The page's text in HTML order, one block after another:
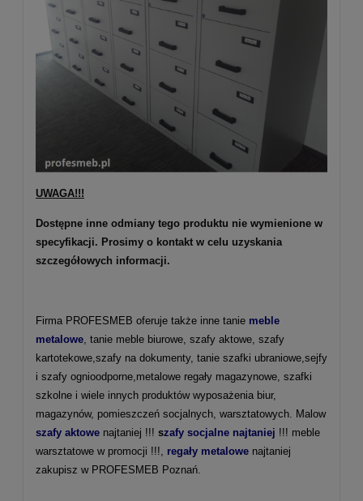
UWAGA!!!
Dostępne inne odmiany tego produktu nie wymienione w
specyfikacji. Prosimy o kontakt w celu uzyskania
szczegółowych informacji.
Firma PROFESMEB oferuje także inne tanie meble
metalowe, tanie meble biurowe, szafy aktowe, szafy
kartotekowe,szafy na dokumenty, tanie szafki ubraniowe,sejfy
i szafy ognioodporne,metalowe regały magazynowe, szafki
szkolne i wiele innych produktów wyposażenia biur,
magazynów, pomieszczeń socjalnych, warsztatowych. Malow
szafy aktowe najtaniej !!! szafy socjalne najtaniej !!! meble
warsztatowe w promocji !!!, regały metalowe najtaniej
zakupisz w PROFESMEB Poznań.